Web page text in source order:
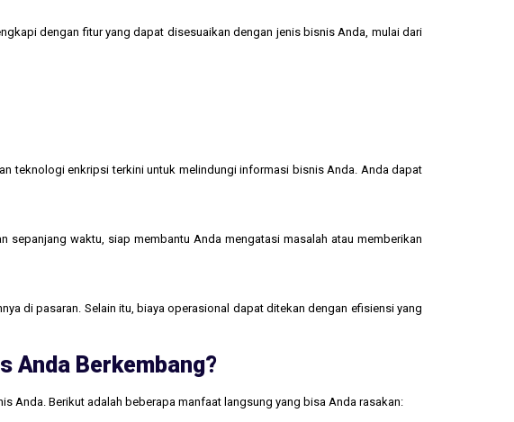
dengan fitur yang dapat disesuaikan dengan jenis bisnis Anda, mulai dari
teknologi enkripsi terkini untuk melindungi informasi bisnis Anda. Anda dapat
sepanjang waktu, siap membantu Anda mengatasi masalah atau memberikan
di pasaran. Selain itu, biaya operasional dapat ditekan dengan efisiensi yang
Anda Berkembang?
Anda. Berikut adalah beberapa manfaat langsung yang bisa Anda rasakan: